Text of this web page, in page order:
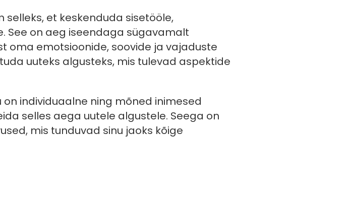
selleks, et keskenduda sisetööle,
See on aeg iseendaga sügavamalt
oma emotsioonide, soovide ja vajaduste
uuteks algusteks, mis tulevad aspektide
individuaalne ning mõned inimesed
selles aega uutele algustele. Seega on
mis tunduvad sinu jaoks kõige